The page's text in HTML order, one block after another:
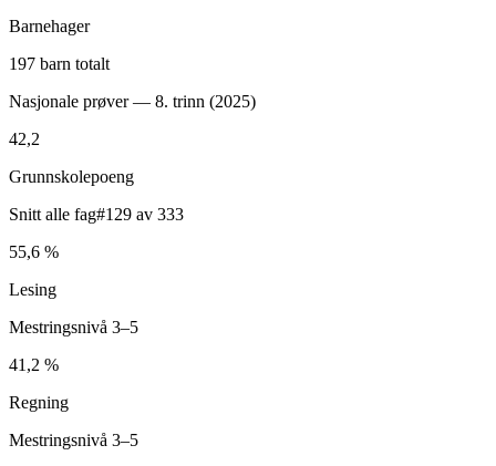
Barnehager
197 barn totalt
Nasjonale prøver — 8. trinn (2025)
42,2
Grunnskolepoeng
Snitt alle fag#129 av 333
55,6 %
Lesing
Mestringsnivå 3–5
41,2 %
Regning
Mestringsnivå 3–5